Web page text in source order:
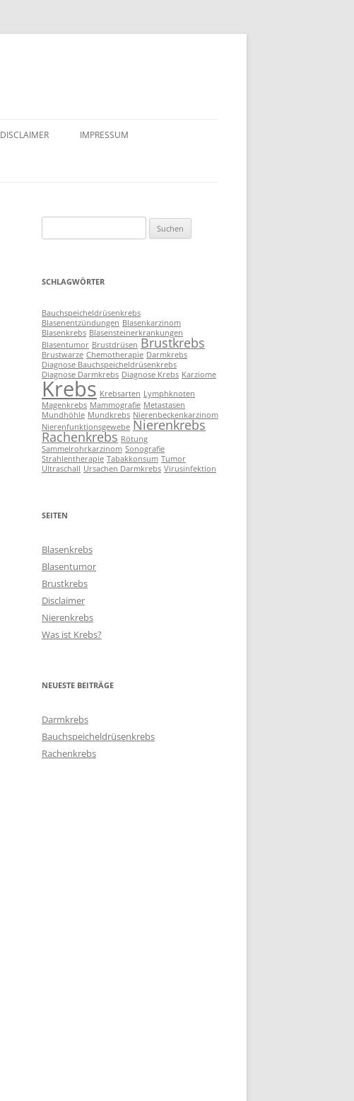
DISCLAIMER IMPRESSUM
nach:
SCHLAGWÖRTER
Bauchspeicheldrüsenkrebs
Blasenentzündungen Blasenkarzinom
Blasenkrebs Blasensteinerkrankungen
Blasentumor Brustdrüsen Brustkrebs
Brustwarze Chemotherapie Darmkrebs
Diagnose Bauchspeicheldrüsenkrebs
Diagnose Darmkrebs Diagnose Krebs Karziome
Krebs Krebsarten Lymphknoten
Magenkrebs Mammografie Metastasen
Mundhöhle Mundkrebs Nierenbeckenkarzinom
Nierenfunktionsgewebe Nierenkrebs
Rachenkrebs Rötung
Sammelrohrkarzinom Sonografie
Strahlentherapie Tabakkonsum Tumor
Ultraschall Ursachen Darmkrebs Virusinfektion
SEITEN
Blasenkrebs
Blasentumor
Brustkrebs
Disclaimer
Nierenkrebs
Was ist Krebs?
NEUESTE BEITRÄGE
Darmkrebs
Bauchspeicheldrüsenkrebs
Rachenkrebs